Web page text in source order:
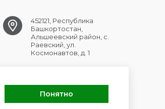
452121, Республика
Башкортостан,
Альшеевский район, с.
Раевский, ул.
Космонавтов, д. 1
Понятно